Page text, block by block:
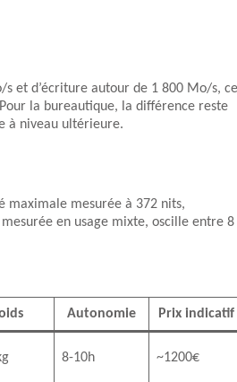
s et d’écriture autour de 1 800 Mo/s, ce
la bureautique, la différence reste
à niveau ultérieure.
maximale mesurée à 372 nits,
en usage mixte, oscille entre 8
Autonomie Prix indicatif
8-10h ~1200€